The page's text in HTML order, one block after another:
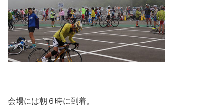
会場には朝６時に到着。